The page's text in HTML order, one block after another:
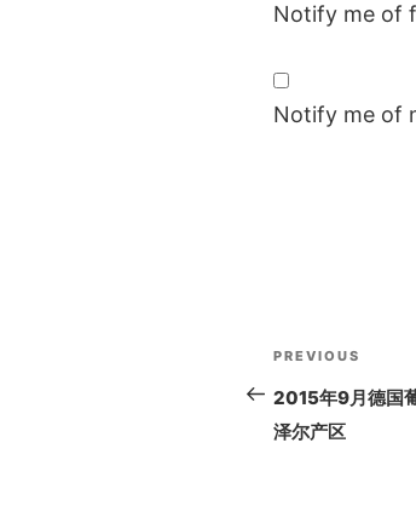
Notify me of
Notify me of
Post
Previous
Post
PREVIOUS
2015年9月德国
泽尔产区